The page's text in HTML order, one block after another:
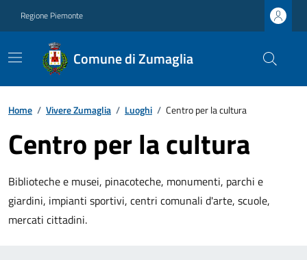
Regione Piemonte
Comune di Zumaglia
Home / Vivere Zumaglia / Luoghi / Centro per la cultura
Centro per la cultura
Biblioteche e musei, pinacoteche, monumenti, parchi e
giardini, impianti sportivi, centri comunali d'arte, scuole,
mercati cittadini.